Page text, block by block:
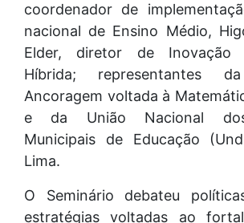
coordenador de
nacional de Ensino Médio,
Elder, diretor de Inovação
Híbrida; representantes
Ancoragem voltada à
e da União Nacional
Municipais de Educação
Lima.
O Seminário debateu
estratégias voltadas ao